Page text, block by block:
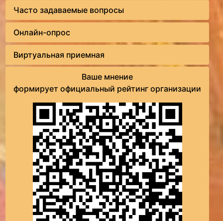
Часто задаваемые вопросы
Онлайн-опрос
Виртуальная приемная
Ваше мнение
формирует официальный рейтинг организации